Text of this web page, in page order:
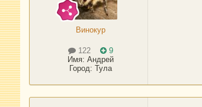
Винокур
122
9
Имя:Андрей
Город:Тула